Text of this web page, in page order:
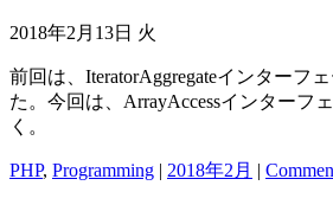
2018年2月13日 火
前回は、IteratorAggregateインターフ
た。今回は、ArrayAccessインターフ
く。
PHP, Programming | 2018年2月 |